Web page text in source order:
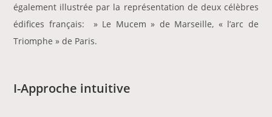
également illustrée par la représentation de deux célèbres
édifices français: » Le Mucem » de Marseille, « l’arc de
Triomphe » de Paris.
I-Approche intuitive